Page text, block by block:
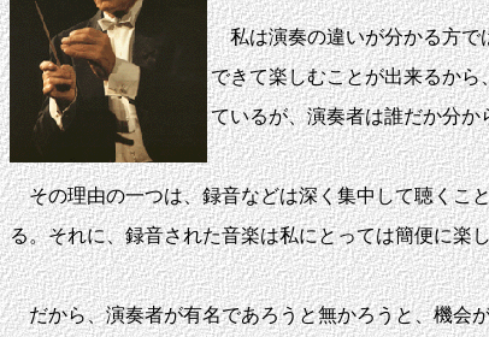
私は演奏の違いが分かる方で
できて楽しむことが出来るか
ているが、演奏者は誰だか分か
その理由の一つは、録音などは深く集中して聴くこ
る。それに、録音された音楽は私にとっては簡便に楽
だから、演奏者が有名であろうと無かろうと、機会